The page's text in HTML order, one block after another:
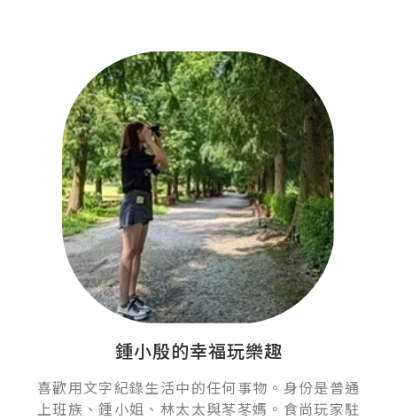
鍾小殷的幸福玩樂趣
喜歡用文字紀錄生活中的任何事物。身份是普通
上班族、鍾小姐、林太太與苳苳媽。食尚玩家駐